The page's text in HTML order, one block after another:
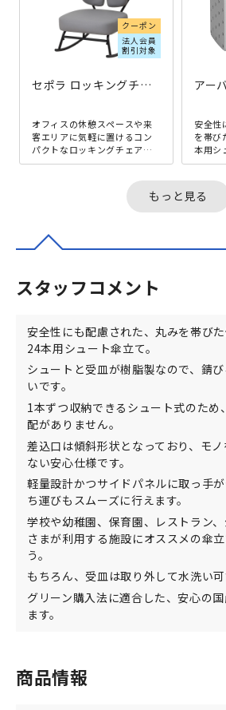
クーポン
法人会員
割引対象
セポラ ロッキングチェア スタンダード W490×D665×H730 グレー
オフィスの休憩スペースや来
客エリアに気軽に置けるコン
パクトなロッキングチェア
で、軽い揺れがほどよいリフ
安全性
を帯び
本用シ
トと受
す。1
もっと見る
スタッフコメント
安全性にも配慮された、丸みを帯び
24本用シュート傘立て。
シュートと受皿が樹脂製なので、錆
いです。
1本ずつ収納できるシュート式のため
配がありません。
差込口は傾斜形状となっており、モ
ない安心仕様です。
軽量設計かつサイドパネルに取っ手
ち運びもスムーズに行えます。
学校や幼稚園、保育園、レストラン
さまが利用する施設にオススメの傘
う。
もちろん、受皿は取り外して水洗い可
グリーン購入法に適合した、安心の
ます。
商品情報